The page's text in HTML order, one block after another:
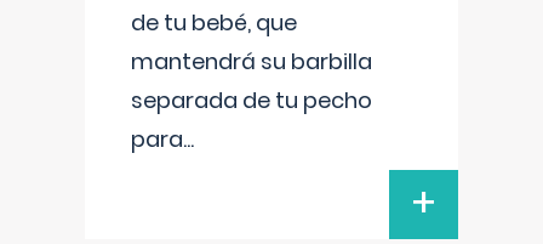
de tu bebé, que
mantendrá su barbilla
separada de tu pecho
para...
+